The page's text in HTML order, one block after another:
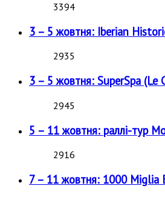
3394
3 – 5 жовтня: Iberian
2935
3 – 5 жовтня: SuperSpa
2945
5 – 11 жовтня: раллі-тур
2916
7 – 11 жовтня: 1000 Miglia